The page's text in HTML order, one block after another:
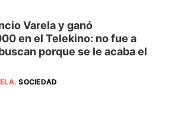
Varela y ganó
en el Telekino: no fue a
porque se le acaba el
.SOCIEDAD